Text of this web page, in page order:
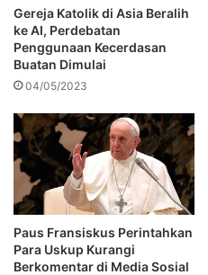
Gereja Katolik di Asia Beralih
ke AI, Perdebatan
Penggunaan Kecerdasan
Buatan Dimulai
04/05/2023
Paus Fransiskus Perintahkan
Para Uskup Kurangi
Berkomentar di Media Sosial